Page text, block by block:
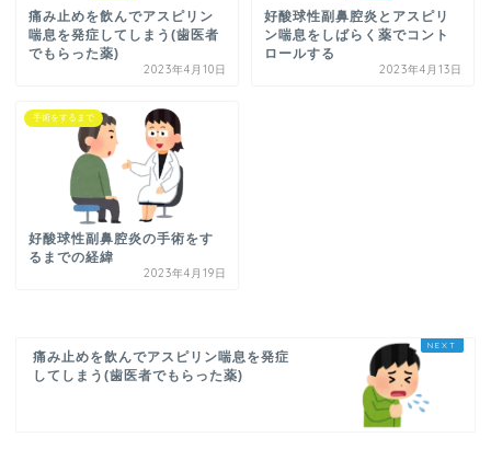
痛み止めを飲んでアスピリン
喘息を発症してしまう(歯医者
でもらった薬)
2023年4月10日
好酸球性副鼻腔炎とアスピリ
ン喘息をしばらく薬でコント
ロールする
2023年4月13日
手術をするまで
好酸球性副鼻腔炎の手術をす
るまでの経緯
2023年4月19日
痛み止めを飲んでアスピリン喘息を発症
してしまう(歯医者でもらった薬)